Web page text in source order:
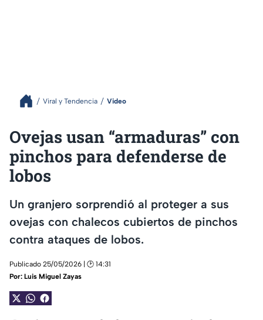
Viral y Tendencia Video
Ovejas usan “armaduras” con
pinchos para defenderse de
lobos
Un granjero sorprendió al proteger a sus
ovejas con chalecos cubiertos de pinchos
contra ataques de lobos.
Publicado 25/05/2026 | 🕑 14:31
Por: Luis Miguel Zayas